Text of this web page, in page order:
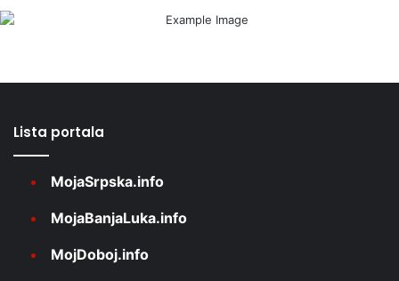
Lista portala
MojaSrpska.info
MojaBanjaLuka.info
MojDoboj.info